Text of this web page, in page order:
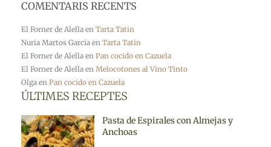
COMENTARIS RECENTS
El Forner de Alella en Tarta Tatin
Nuria Martos Garcia en Tarta Tatin
El Forner de Alella en Pan cocido en Cazuela
El Forner de Alella en Melocotones al Vino Tinto
Olga en Pan cocido en Cazuela
ÚLTIMES RECEPTES
Pasta de Espirales con Almejas y
Anchoas